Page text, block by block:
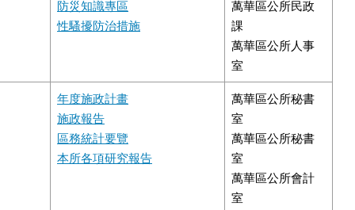
防災知識專區
性騷擾防治措施
萬華區公所民政
課
萬華區公所人事
室
年度施政計畫
施政報告
區務統計要覽
本所各項研究報告
萬華區公所秘書
室
萬華區公所秘書
室
萬華區公所會計
室